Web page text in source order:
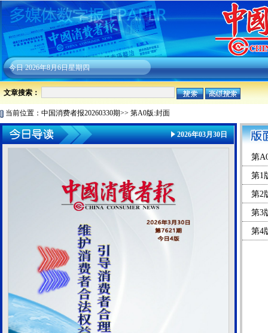
今日2026年8月6日星期四
文章搜索：
当前位置： 中国消费者报20260330期>> 第A0版:封面
2026年03月30日
第
第1
第2
第3
第4